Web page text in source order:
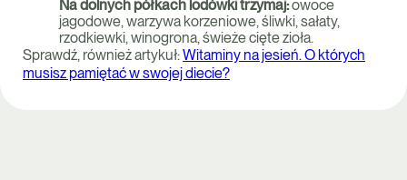
Na dolnych półkach lodówki trzymaj:owoce
jagodowe, warzywa korzeniowe, śliwki, sałaty,
rzodkiewki, winogrona, świeże cięte zioła.
Sprawdź, również artykuł:Witaminy na jesień. O których
musisz pamiętać w swojej diecie?